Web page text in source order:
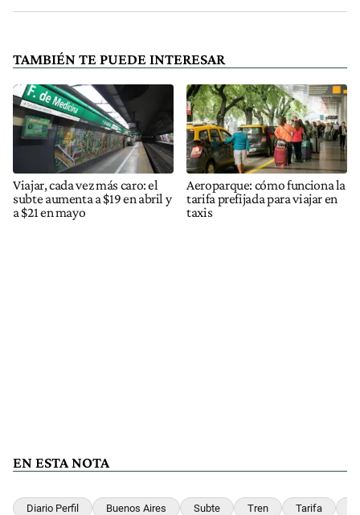
TAMBIÉN TE PUEDE INTERESAR
Viajar, cada vez más caro: el
subte aumenta a $19 en abril y
a $21 en mayo
Aeroparque: cómo funciona la
tarifa prefijada para viajar en
taxis
EN ESTA NOTA
Diario Perfil Buenos Aires Subte Tren Tarifa